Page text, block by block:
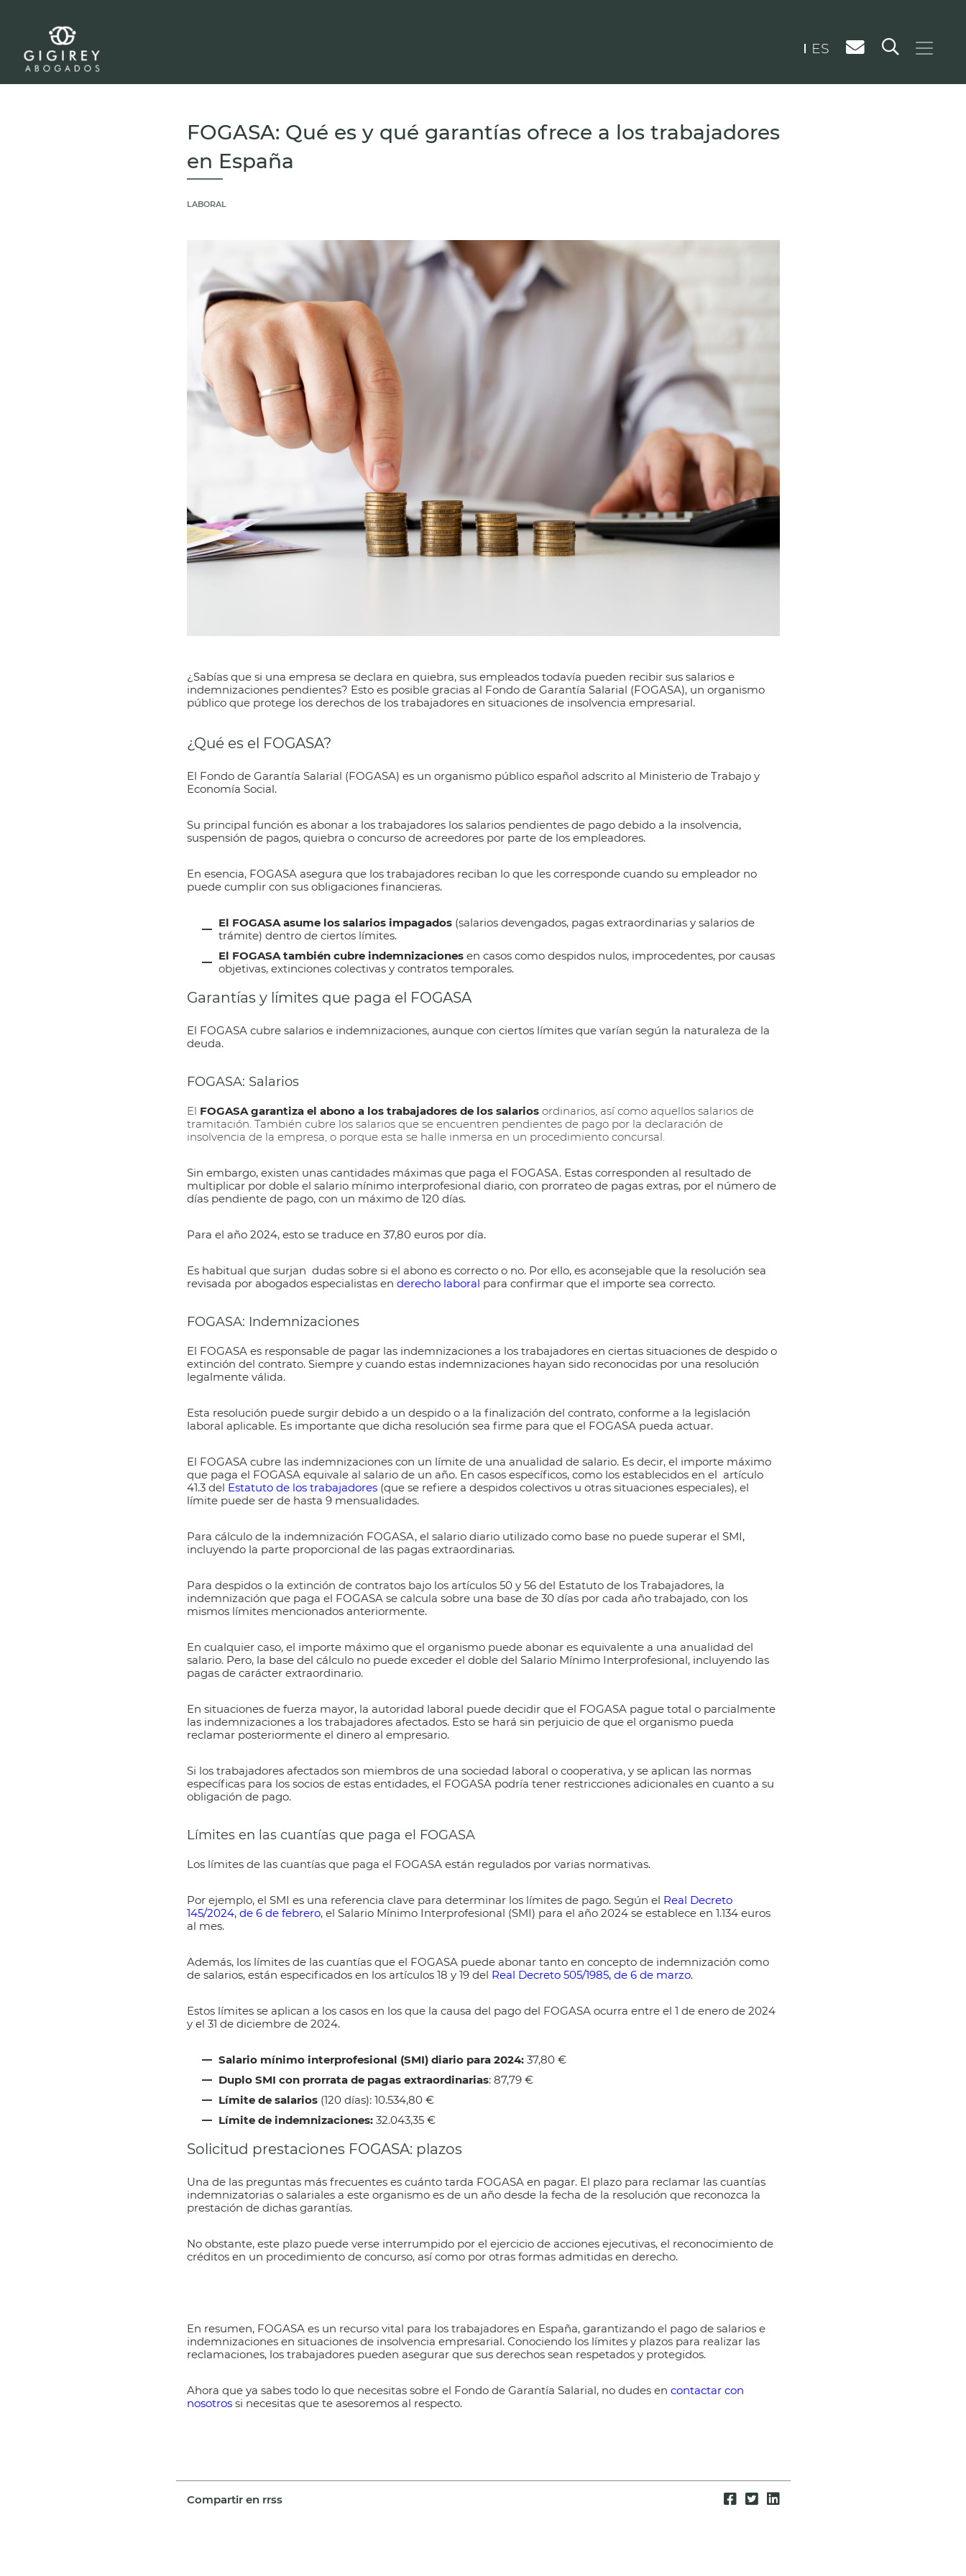
ES
FOGASA: Qué es y qué garantías ofrece a los trabajadores
en España
LABORAL
¿Sabías que si una empresa se declara en quiebra, sus empleados todavía pueden recibir sus salarios e
indemnizaciones pendientes? Esto es posible gracias al Fondo de Garantía Salarial (FOGASA), un organismo
público que protege los derechos de los trabajadores en situaciones de insolvencia empresarial.
¿Qué es el FOGASA?
El Fondo de Garantía Salarial (FOGASA) es un organismo público español adscrito al Ministerio de Trabajo y
Economía Social.
Su principal función es abonar a los trabajadores los salarios pendientes de pago debido a la insolvencia,
suspensión de pagos, quiebra o concurso de acreedores por parte de los empleadores.
En esencia, FOGASA asegura que los trabajadores reciban lo que les corresponde cuando su empleador no
puede cumplir con sus obligaciones financieras.
El FOGASA asume los salarios impagados(salarios devengados, pagas extraordinarias y salarios de
trámite) dentro de ciertos límites.
El FOGASA también cubre indemnizacionesen casos como despidos nulos, improcedentes, por causas
objetivas, extinciones colectivas y contratos temporales.
Garantías y límites que paga el FOGASA
El FOGASA cubre salarios e indemnizaciones, aunque con ciertos límites que varían según la naturaleza de la
deuda.
FOGASA: Salarios
El FOGASA garantiza el abono a los trabajadores de los salariosordinarios, así como aquellos salarios de
tramitación. También cubre los salarios que se encuentren pendientes de pago por la declaración de
insolvencia de la empresa, o porque esta se halle inmersa en un procedimiento concursal.
Sin embargo, existen unas cantidades máximas que paga el FOGASA. Estas corresponden al resultado de
multiplicar por doble el salario mínimo interprofesional diario, con prorrateo de pagas extras, por el número de
días pendiente de pago, con un máximo de 120 días.
Para el año 2024, esto se traduce en 37,80 euros por día.
Es habitual que surjan dudas sobre si el abono es correcto o no. Por ello, es aconsejable que la resolución sea
revisada por abogados especialistas en derecho laboral para confirmar que el importe sea correcto.
FOGASA: Indemnizaciones
El FOGASA es responsable de pagar las indemnizacionesa los trabajadores en ciertas situaciones de despido o
extinción del contrato. Siempre y cuando estas indemnizaciones hayan sido reconocidas por una resolución
legalmente válida.
Esta resolución puede surgir debido a un despido o a la finalización del contrato, conforme a la legislación
laboral aplicable. Es importante que dicha resolución sea firme para que el FOGASA pueda actuar.
El FOGASA cubre las indemnizaciones con un límite de una anualidad de salario. Es decir, el importe máximo
que paga el FOGASA equivale al salario de un año. En casos específicos, como los establecidos en el artículo
41.3 del Estatuto de los trabajadores(que se refiere a despidos colectivos u otras situaciones especiales), el
límite puede ser de hasta 9 mensualidades.
Para cálculo de la indemnización FOGASA, el salario diario utilizado como base no puede superar el SMI,
incluyendo la parte proporcional de las pagas extraordinarias.
Para despidos o la extinción de contratos bajo los artículos 50 y 56 del Estatuto de los Trabajadores, la
indemnización que paga el FOGASA se calcula sobre una base de 30 días por cada año trabajado, con los
mismos límites mencionados anteriormente.
En cualquier caso, el importe máximo que el organismo puede abonar es equivalente a una anualidad del
salario. Pero, la base del cálculo no puede exceder el doble del Salario Mínimo Interprofesional, incluyendo las
pagas de carácter extraordinario.
En situaciones de fuerza mayor, la autoridad laboral puede decidir que el FOGASA pague total o parcialmente
las indemnizaciones a los trabajadores afectados. Esto se hará sin perjuicio de que el organismo pueda
reclamar posteriormente el dinero al empresario.
Si los trabajadores afectados son miembros de una sociedad laboral o cooperativa, y se aplican las normas
específicas para los socios de estas entidades, el FOGASA podría tener restricciones adicionales en cuanto a su
obligación de pago.
Límites en las cuantías que paga el FOGASA
Los límites de las cuantías que paga el FOGASA están regulados por varias normativas.
Por ejemplo, el SMI es una referencia clave para determinar los límites de pago. Según el Real Decreto
145/2024, de 6 de febrero, el Salario Mínimo Interprofesional (SMI) para el año 2024 se establece en 1.134 euros
al mes.
Además, los límites de las cuantías que el FOGASA puede abonar tanto en concepto de indemnización como
de salarios, están especificados en los artículos 18 y 19 del Real Decreto 505/1985, de 6 de marzo.
Estos límites se aplican a los casos en los que la causa del pago del FOGASA ocurra entre el 1 de enero de 2024
y el 31 de diciembre de 2024.
Salario mínimo interprofesional (SMI) diario para 2024:37,80 €
Duplo SMI con prorrata de pagas extraordinarias: 87,79 €
Límite de salarios(120 días): 10.534,80 €
Límite de indemnizaciones:32.043,35 €
Solicitud prestaciones FOGASA: plazos
Una de las preguntas más frecuentes es cuánto tarda FOGASA en pagar. El plazo para reclamar las cuantías
indemnizatorias o salariales a este organismo es de un año desde la fecha de la resolución que reconozca la
prestación de dichas garantías.
No obstante, este plazo puede verse interrumpido por el ejercicio de acciones ejecutivas, el reconocimiento de
créditos en un procedimiento de concurso, así como por otras formas admitidas en derecho.
En resumen, FOGASA es un recurso vital para los trabajadores en España, garantizando el pago de salarios e
indemnizaciones en situaciones de insolvencia empresarial. Conociendo los límites y plazos para realizar las
reclamaciones, los trabajadores pueden asegurar que sus derechos sean respetados y protegidos.
Ahora que ya sabes todo lo que necesitas sobre el Fondo de Garantía Salarial,no dudes en contactar con
nosotrossi necesitas que te asesoremos al respecto.
Compartir en rrss